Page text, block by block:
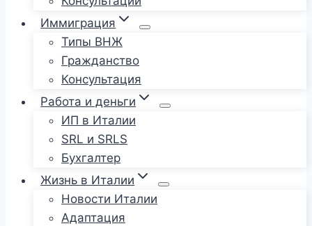
Иммиграция
Типы ВНЖ
Гражданство
Консультация
Работа и деньги
ИП в Италии
SRL и SRLS
Бухгалтер
Жизнь в Италии
Новости Италии
Адаптация